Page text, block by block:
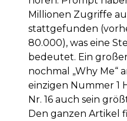
Millionen Zugriffe
stattgefunden
80.000), was eine
bedeutet. Ein
nochmal „Why Me“
einzigen Nummer 1
Nr. 16 auch sein
Den ganzen Artikel